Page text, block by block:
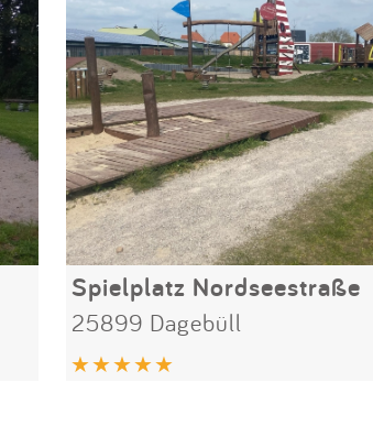
Spielplatz Nordseestraße
25899 Dagebüll